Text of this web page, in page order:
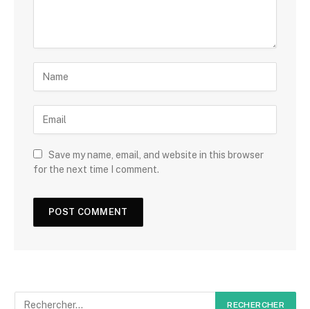
Save my name, email, and website in this browser
for the next time I comment.